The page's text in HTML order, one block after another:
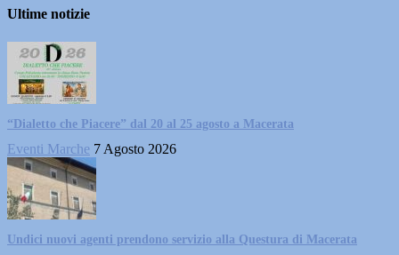
Ultime notizie
“Dialetto che Piacere” dal 20 al 25 agosto a Macerata
Eventi Marche 7 Agosto 2026
Undici nuovi agenti prendono servizio alla Questura di Macerata